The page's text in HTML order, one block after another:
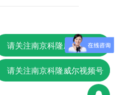
请关注南京科隆威尔抖音
请关注南京科隆威尔视频号